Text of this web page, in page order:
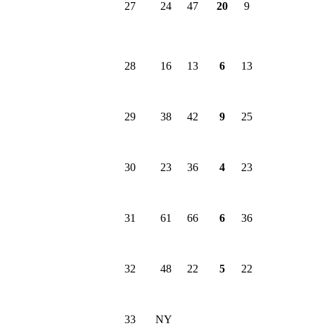
27 24 47 20 9
28 16 13 6 13
29 38 42 9 25
30 23 36 4 23
31 61 66 6 36
32 48 22 5 22
33 NY